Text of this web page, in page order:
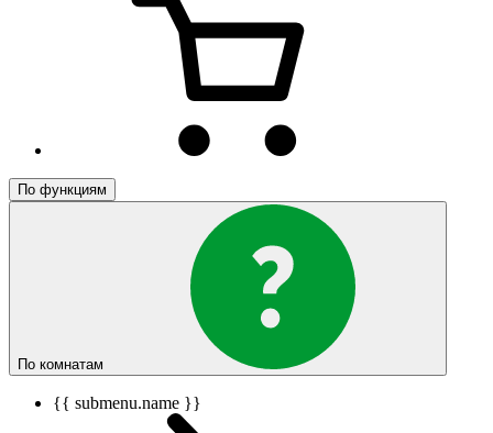
По функциям
По комнатам
{{ submenu.name }}